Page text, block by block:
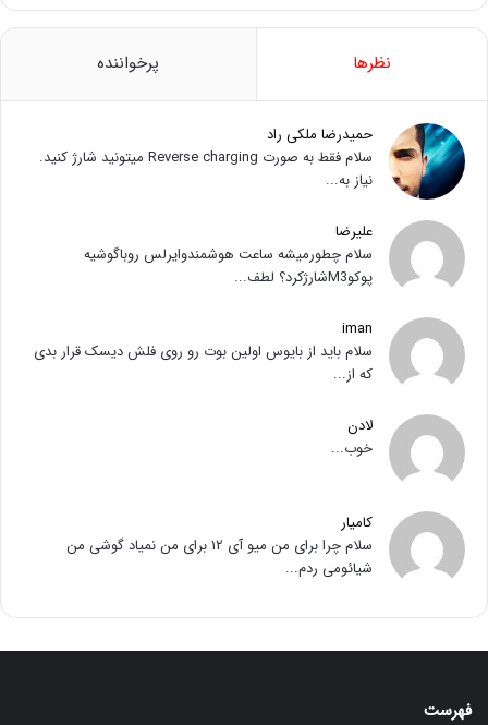
نظرها پرخواننده
حمیدرضا ملکی راد
سلام فقط به صورت Reverse charging میتونید شارژ کنید.
نیاز به...
علیرضا
سلام چطورمیشه ساعت هوشمندوایرلس روباگوشیه
پوکوM3شارژکرد؟ لطف...
iman
سلام باید از بایوس اولین بوت رو روی فلش دیسک قرار بدی
که از...
لادن
خوب...
کامیار
سلام چرا برای من میو آی ۱۲ برای من نمیاد گوشی من
شیائومی ردم...
فهرست